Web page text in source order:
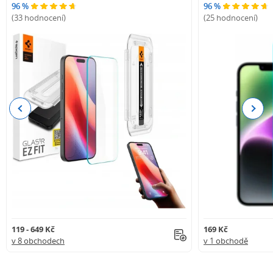
96 %
(33 hodnocení)
119 - 649 Kč
v 8 obchodech
96 %
(25 hodnocení)
169 Kč
v 1 obchodě
Previous Next